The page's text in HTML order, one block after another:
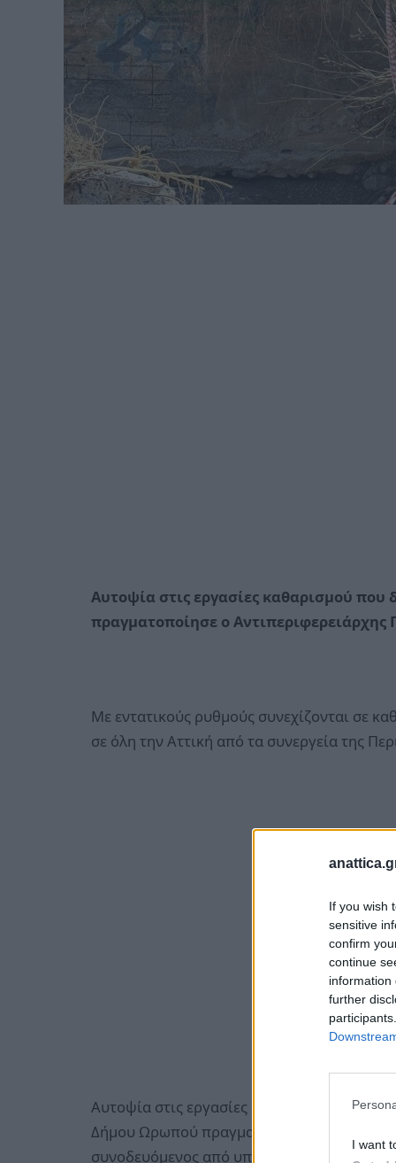
If you wish
sensitive
confirm
continue
information
further
I want
Αυτοψία στις εργασίες καθαρισμού
πραγματοποίησε ο Αντιπεριφερειάρχης
Με εντατικούς ρυθμούς συνεχίζονται σε
σε όλη την Αττική από τα συνεργεία της
Αυτοψία στις εργασίες καθαρισμού και
Δήμου Ωρωπού πραγματοποίησε ο
συνοδευόμενος από υπηρεσιακά στελέχη